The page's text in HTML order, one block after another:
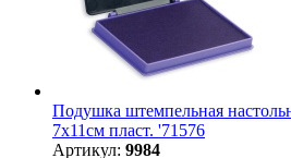
Подушка штемпельная
7х11см пласт. '71576
Артикул: 9984